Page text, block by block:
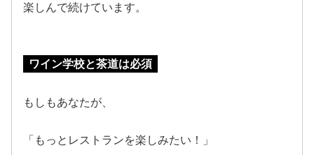
楽しんで続けています。
ワイン学校と茶道は必須
もしもあなたが、
「もっとレストランを楽しみたい！」